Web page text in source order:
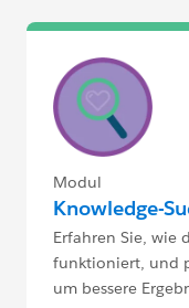
Modul
Knowledge-
Erfahren Sie, wie
funktioniert, und
um bessere